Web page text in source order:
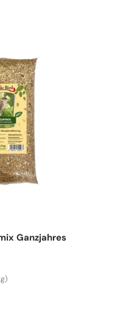
Ganzjahres